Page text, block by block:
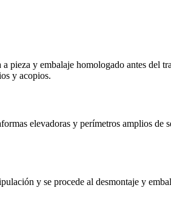
pieza y embalaje homologado antes del
y acopios.
elevadoras y perímetros amplios de
y se procede al desmontaje y